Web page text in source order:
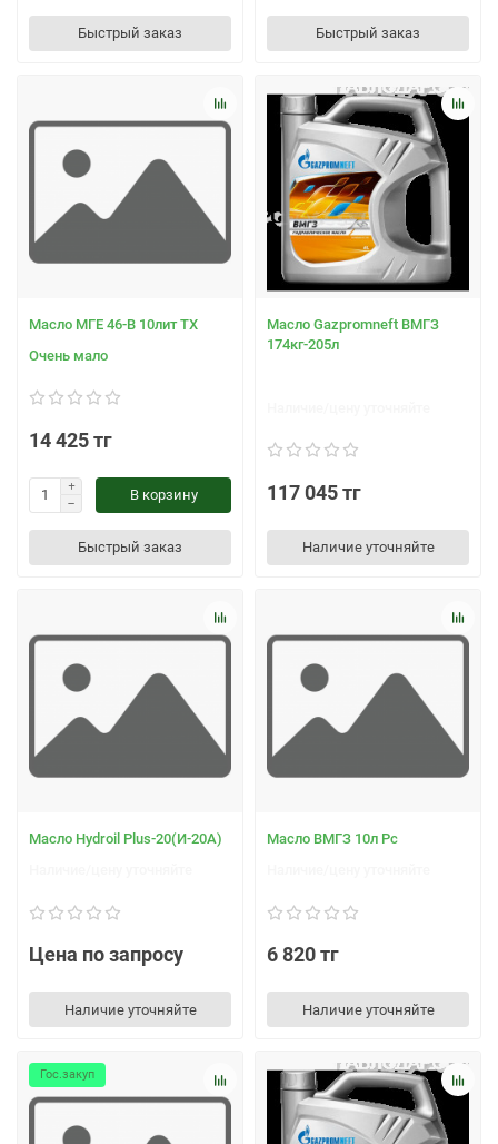
Быстрый заказ Быстрый заказ
Масло МГЕ 46-В 10лит TX
Очень мало
14 425 тг
В корзину
Быстрый заказ
Масло Gazpromneft ВМГЗ
174кг-205л
117 045 тг
Наличие уточняйте
Масло Hydroil Plus-20(И-20А)
Цена по запросу
Наличие уточняйте
Масло ВМГЗ 10л Рс
6 820 тг
Наличие уточняйте
Гос.закуп